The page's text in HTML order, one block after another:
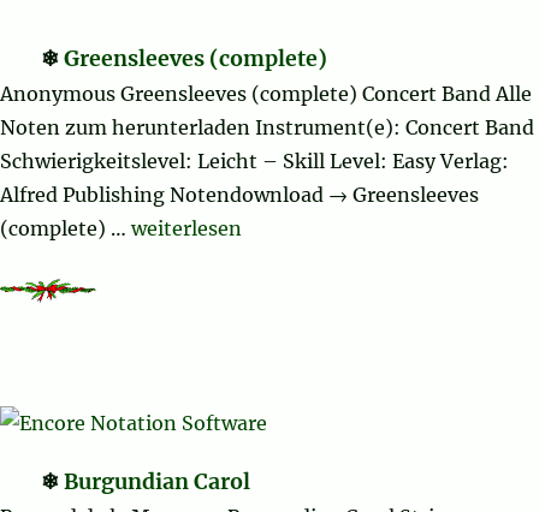
Greensleeves (complete)
Anonymous Greensleeves (complete) Concert Band Alle
Noten zum herunterladen Instrument(e): Concert Band
Schwierigkeitslevel: Leicht – Skill Level: Easy Verlag:
Alfred Publishing Notendownload → Greensleeves
(complete) …„Greensleeves (complete)“
weiterlesen
Burgundian Carol